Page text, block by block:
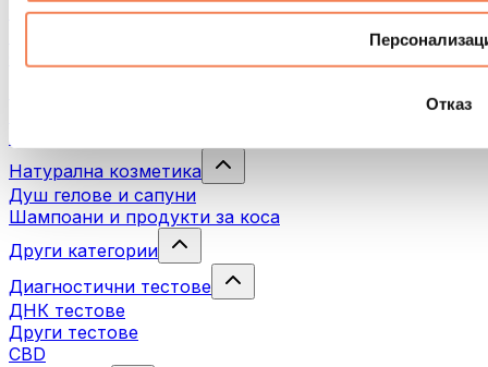
Отказ
Биохакинг
Филтри и кани за вода
Натурална козметика
Душ гелове и сапуни
Шампоани и продукти за коса
Други категории
Диагностични тестове
ДНК тестове
Други тестове
CBD